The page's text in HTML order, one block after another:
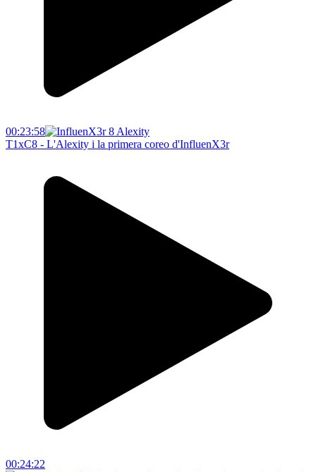
00:23:58
T1xC8 - L'Alexity i la primera coreo d'InfluenX3r
00:24:22